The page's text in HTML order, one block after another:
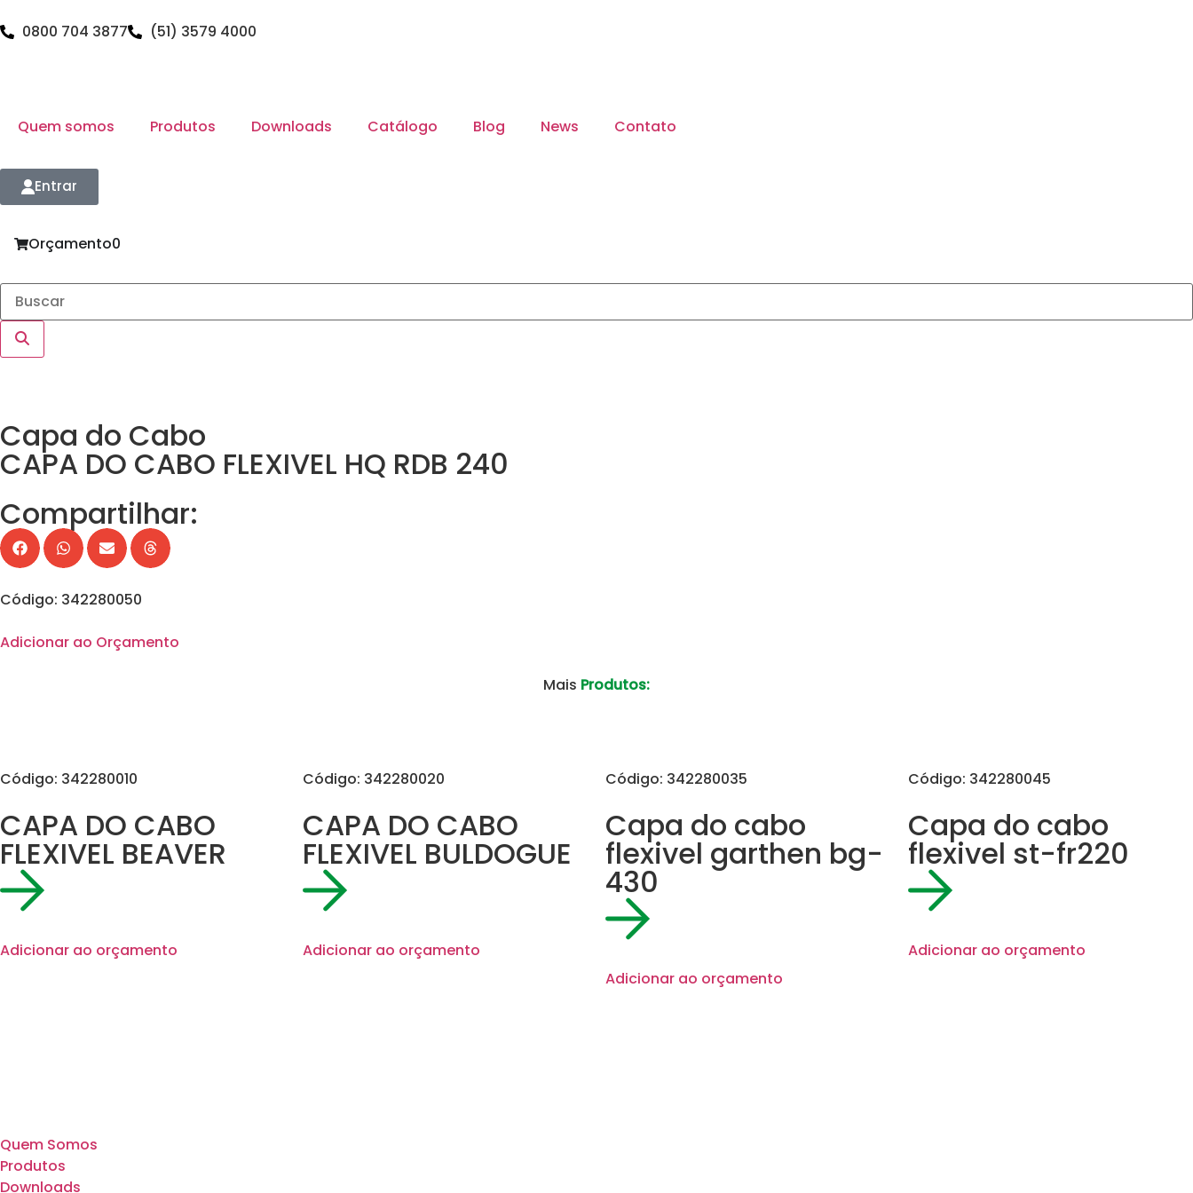
0800 704 3877 (51) 3579 4000
Quem somos Produtos Downloads Catálogo Blog News Contato
Entrar
Orçamento0
Capa do Cabo
CAPA DO CABO FLEXIVEL HQ RDB 240
Compartilhar:
Código: 342280050
Adicionar ao Orçamento
Mais Produtos:
Código: 342280010
CAPA DO CABO
FLEXIVEL BEAVER
Adicionar ao orçamento
Código: 342280020
CAPA DO CABO
FLEXIVEL BULDOGUE
Adicionar ao orçamento
Código: 342280035
Capa do cabo
flexivel garthen bg-
430
Adicionar ao orçamento
Código: 342280045
Capa do cabo
flexivel st-fr220
Adicionar ao orçamento
Quem Somos
Produtos
Downloads